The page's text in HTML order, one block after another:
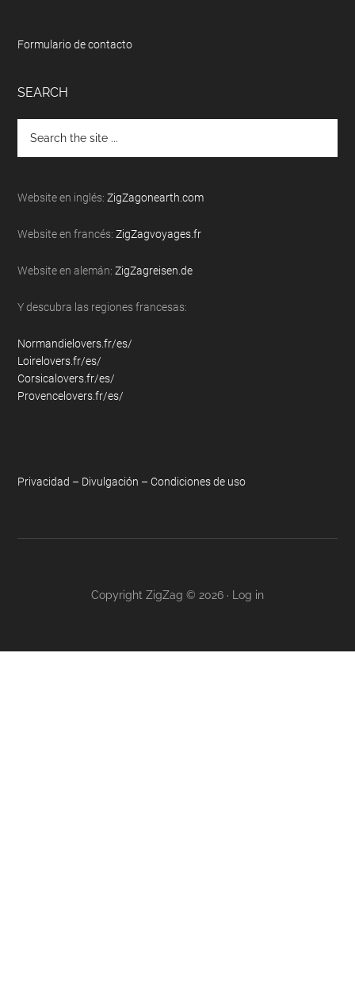
Footer
Formulario de contacto
SEARCH
the
Website en inglés:ZigZagonearth.com
Website en francés:ZigZagvoyages.fr
Website en alemán:ZigZagreisen.de
Y descubra las regiones francesas:
Normandielovers.fr/es/
Loirelovers.fr/es/
Corsicalovers.fr/es/
Provencelovers.fr/es/
Privacidad – Divulgación – Condiciones de uso
Copyright ZigZag © 2026 · Log in